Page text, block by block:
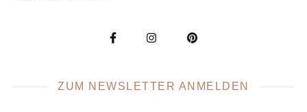
ZUM NEWSLETTER ANMELDEN